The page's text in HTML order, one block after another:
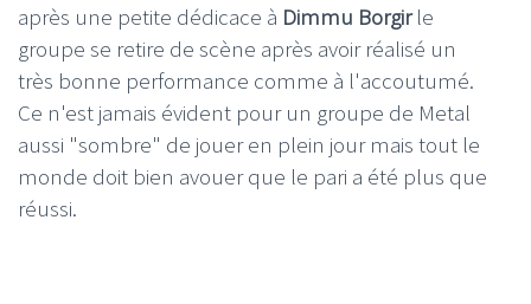
après une petite dédicace à Dimmu Borgirle
groupe se retire de scène après avoir réalisé un
très bonne performance comme à l'accoutumé.
Ce n'est jamais évident pour un groupe de Metal
aussi "sombre" de jouer en plein jour mais tout le
monde doit bien avouer que le pari a été plus que
réussi.